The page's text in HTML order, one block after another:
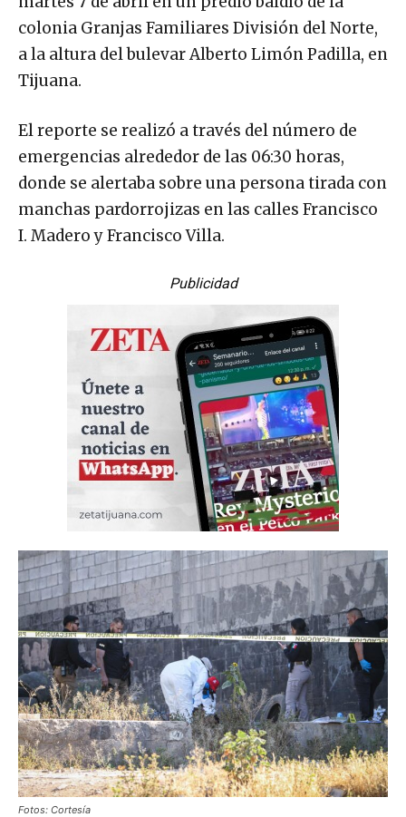
colonia Granjas Familiares División del Norte,
a la altura del bulevar Alberto Limón Padilla, en
Tijuana.
El reporte se realizó a través del número de
emergencias alrededor de las 06:30 horas,
donde se alertaba sobre una persona tirada con
manchas pardorrojizas en las calles Francisco
I. Madero y Francisco Villa.
Publicidad
Fotos: Cortesía